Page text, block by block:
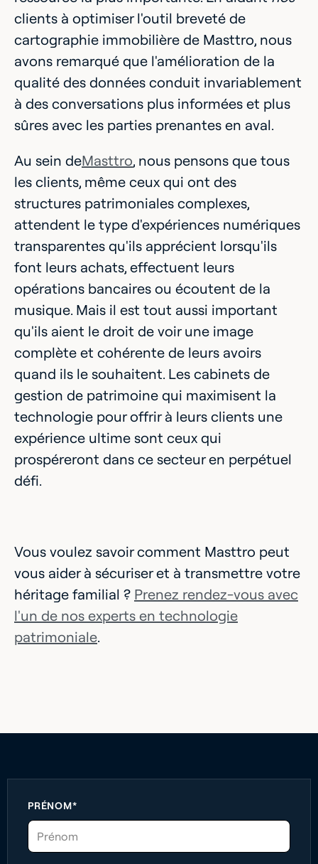
clients à optimiser l'outil breveté de
cartographie immobilière de Masttro, nous
avons remarqué que l'amélioration de la
qualité des données conduit invariablement
à des conversations plus informées et plus
sûres avec les parties prenantes en aval.
‍Au sein deMasttro, nous pensons que tous
les clients, même ceux qui ont des
structures patrimoniales complexes,
attendent le type d'expériences numériques
transparentes qu'ils apprécient lorsqu'ils
font leurs achats, effectuent leurs
opérations bancaires ou écoutent de la
musique. Mais il est tout aussi important
qu'ils aient le droit de voir une image
complète et cohérente de leurs avoirs
quand ils le souhaitent. Les cabinets de
gestion de patrimoine qui maximisent la
technologie pour offrir à leurs clients une
expérience ultime sont ceux qui
prospéreront dans ce secteur en perpétuel
défi.
Vous voulez savoir comment Masttro peut
vous aider à sécuriser et à transmettre votre
héritage familial ? Prenez rendez-vous avec
l'un de nos experts en technologie
patrimoniale.
PRÉNOM*